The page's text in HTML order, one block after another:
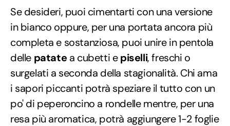
Se desideri, puoi cimentarti con una versione
in bianco oppure, per una portata ancora più
completa e sostanziosa, puoi unire in pentola
delle patatea cubetti episelli, freschi o
surgelati a seconda della stagionalità. Chi ama
i sapori piccanti potrà speziare il tutto con un
po' di peperoncino a rondelle mentre, per una
resa più aromatica, potrà aggiungere 1-2 foglie